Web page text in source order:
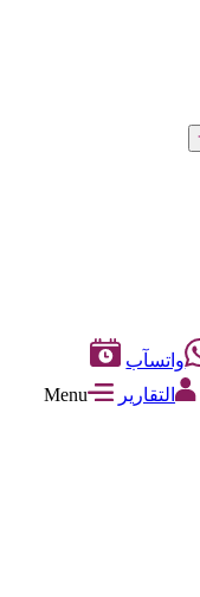
واتسآب
التقارير
Menu